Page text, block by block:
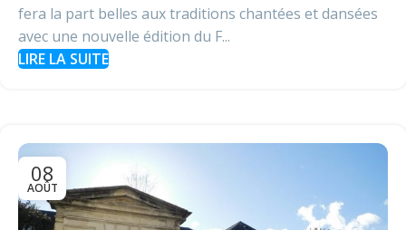
fera la part belles aux traditions chantées et dansées
avec une nouvelle édition du F...
LIRE LA SUITE
08
AOÛT